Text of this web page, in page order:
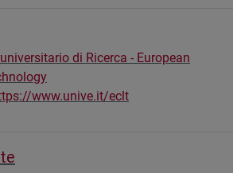
di Ricerca - European
www.unive.it/eclt